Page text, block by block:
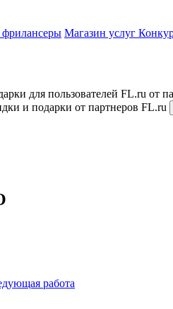
фрилансеры Магазин услуг
для пользователей FL.ru от
и подарки от партнеров FL.ru
работа